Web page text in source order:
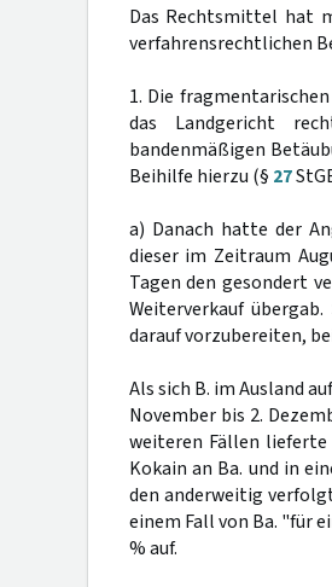
Das Rechtsmittel hat
verfahrensrechtlichen
1. Die
das Landgericht
bandenmäßigen
Beihilfe hierzu (§ 27
a) Danach hatte der
dieser im Zeitraum
Tagen den gesondert
Weiterverkauf
darauf vorzubereiten,
Als sich B. im Ausland
November bis 2.
weiteren Fällen lieferte
Kokain an Ba. und in
den anderweitig
einem Fall von Ba. "für
% auf.